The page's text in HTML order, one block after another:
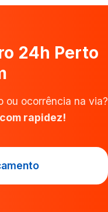
24h Perto
ou ocorrência na via?
rapidez!